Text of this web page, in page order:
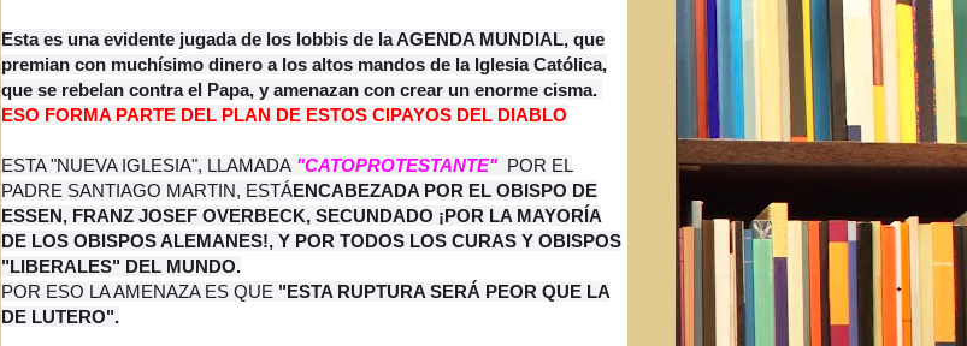
Esta es una evidente jugada de los lobbis de la AGENDA MUNDIAL, que
premian con muchísimo dinero a los altos mandos de la Iglesia Católica,
que se rebelan contra el Papa, y amenazan con crear un enorme cisma.
ESO FORMA PARTE DEL PLAN DE ESTOS CIPAYOS DEL DIABLO
ESTA "NUEVA IGLESIA", LLAMADA "CATOPROTESTANTE" POR EL
PADRE SANTIAGO MARTIN, ESTÁENCABEZADA POR EL OBISPO DE
ESSEN, FRANZ JOSEF OVERBECK, SECUNDADO ¡POR LA MAYORÍA
DE LOS OBISPOS ALEMANES!, Y POR TODOS LOS CURAS Y OBISPOS
"LIBERALES" DEL MUNDO.
POR ESO LA AMENAZA ES QUE "ESTA RUPTURA SERÁ PEOR QUE LA
DE LUTERO".